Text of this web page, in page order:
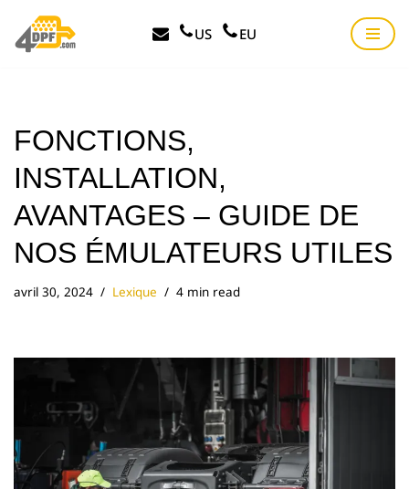
Aller
US EU
FONCTIONS,
INSTALLATION,
AVANTAGES – GUIDE DE
NOS ÉMULATEURS UTILES
avril 30, 2024 Lexique 4 min read